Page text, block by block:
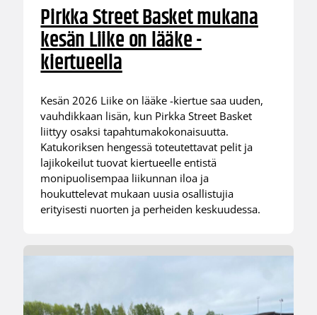
Pirkka Street Basket mukana
kesän Liike on lääke -
kiertueella
Kesän 2026 Liike on lääke -kiertue saa uuden,
vauhdikkaan lisän, kun Pirkka Street Basket
liittyy osaksi tapahtumakokonaisuutta.
Katukoriksen hengessä toteutettavat pelit ja
lajikokeilut tuovat kiertueelle entistä
monipuolisempaa liikunnan iloa ja
houkuttelevat mukaan uusia osallistujia
erityisesti nuorten ja perheiden keskuudessa.